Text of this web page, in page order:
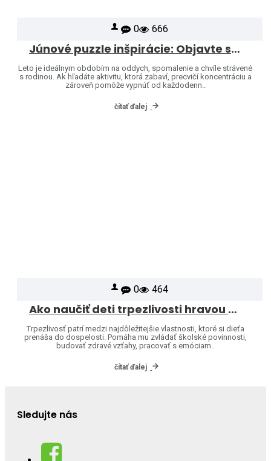
0 666
Júnové puzzle inšpirácie: Objavte svet značiek Heye a Jumbo
Leto je ideálnym obdobím na oddych, spomalenie a chvíle strávené
s rodinou. Ak hľadáte aktivitu, ktorá zabaví, precvičí koncentráciu a
zároveň pomôže vypnúť od každodenn..
čítať ďalej
0 464
Ako naučiť deti trpezlivosti hravou formou
Trpezlivosť patrí medzi najdôležitejšie vlastnosti, ktoré si dieťa
prenáša do dospelosti. Pomáha mu zvládať školské povinnosti,
budovať zdravé vzťahy, pracovať s emóciam..
čítať ďalej
Sledujte nás